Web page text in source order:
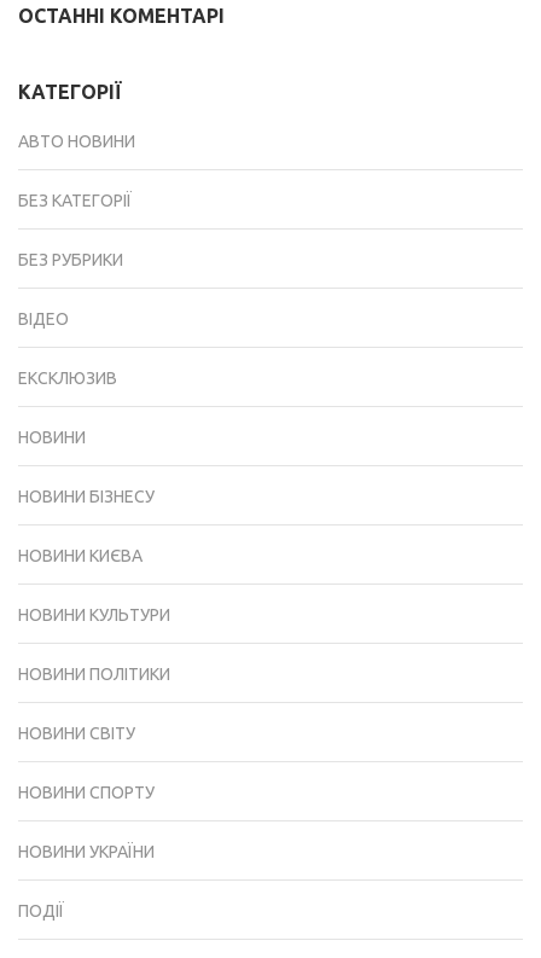
ОСТАННІ КОМЕНТАРІ
КАТЕГОРІЇ
АВТО НОВИНИ
БЕЗ КАТЕГОРІЇ
БЕЗ РУБРИКИ
ВІДЕО
ЕКСКЛЮЗИВ
НОВИНИ
НОВИНИ БІЗНЕСУ
НОВИНИ КИЄВА
НОВИНИ КУЛЬТУРИ
НОВИНИ ПОЛІТИКИ
НОВИНИ СВІТУ
НОВИНИ СПОРТУ
НОВИНИ УКРАЇНИ
ПОДІЇ